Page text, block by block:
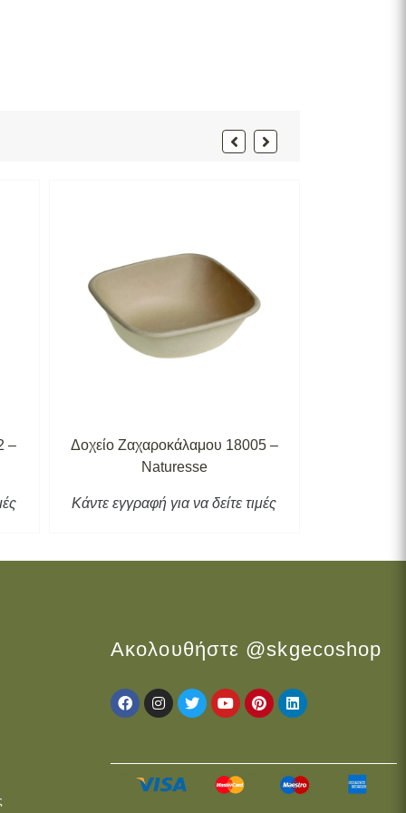
–
Δοχείο Ζαχαροκάλαμου 18005 –
Naturesse
Κάντε εγγραφή για να δείτε τιμές
Ακολουθήστε @skgecoshop